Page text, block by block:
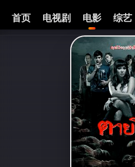
首页 电视剧 电影 综艺